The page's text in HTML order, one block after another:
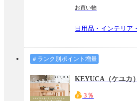
お買い物
日用品・インテリア
＃ランク別ポイント増量
KEYUCA（ケユカ）
3％